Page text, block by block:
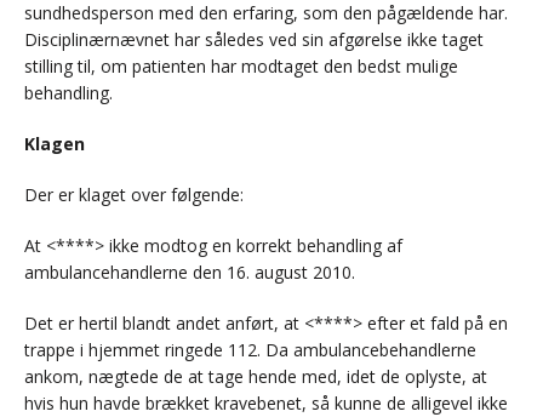
sundhedsperson med den erfaring, som den pågældende har.
Disciplinærnævnet har således ved sin afgørelse ikke taget
stilling til, om patienten har modtaget den bedst mulige
behandling.
Klagen
Der er klaget over følgende:
At <****> ikke modtog en korrekt behandling af
ambulancehandlerne den 16. august 2010.
Det er hertil blandt andet anført, at <****> efter et fald på en
trappe i hjemmet ringede 112. Da ambulancebehandlerne
ankom, nægtede de at tage hende med, idet de oplyste, at
hvis hun havde brækket kravebenet, så kunne de alligevel ikke